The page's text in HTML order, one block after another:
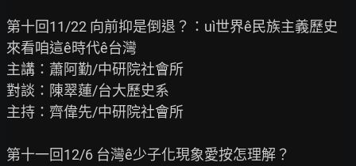
第十回11/22 向前抑是倒退？：uì世界ê民族主義歷史
來看咱這ê時代ê台灣
主講：蕭阿勤/中研院社會所
對談：陳翠蓮/台大歷史系
主持：齊偉先/中研院社會所
第十一回12/6 台灣ê少子化現象愛按怎理解？